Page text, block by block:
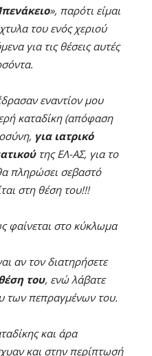
», παρότι είμαι
του ενός χεριού
για τις θέσεις αυτές
εναντίον μου
καταδίκη (απόφαση
για ιατρικό
της ΕΛ-ΑΣ, για το
πληρώσει σεβαστό
στη θέση του!!!
φαίνεται στο κύκλωμα
αν τον διατηρήσετε
του, ενώ λάβατε
των πεπραγμένων του.
και άρα
και στην περίπτωσή